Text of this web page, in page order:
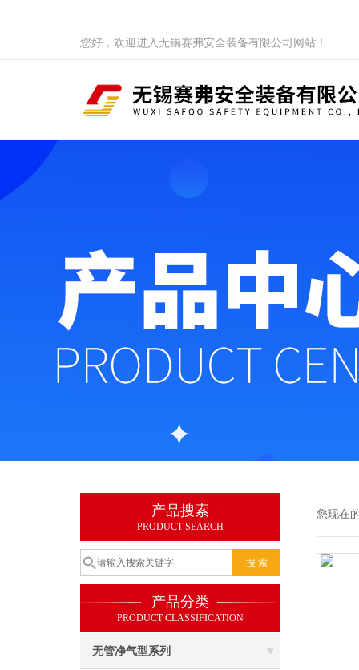
您好，欢迎进入无锡赛弗安全装备有限公司网站！
产品搜索
PRODUCT SEARCH
产品分类
PRODUCT CLASSIFICATION
无管净气型系列
您现在